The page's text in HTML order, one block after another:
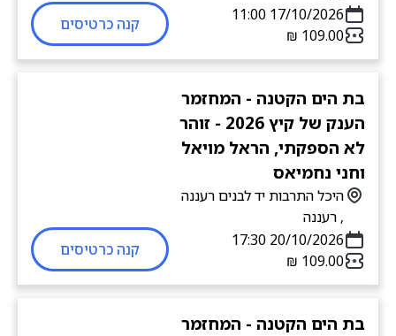
17/10/2026 11:00
קנה כרטיסים
בת הים הקטנה - המחזמר
הענק של קיץ 2026 - זוהר
לא הספקתי, הראל מויאל
וחני נחמיאס
היכל התרבות יד לבנים רעננה
, רעננה
20/10/2026 17:30
קנה כרטיסים
בת הים הקטנה - המחזמר